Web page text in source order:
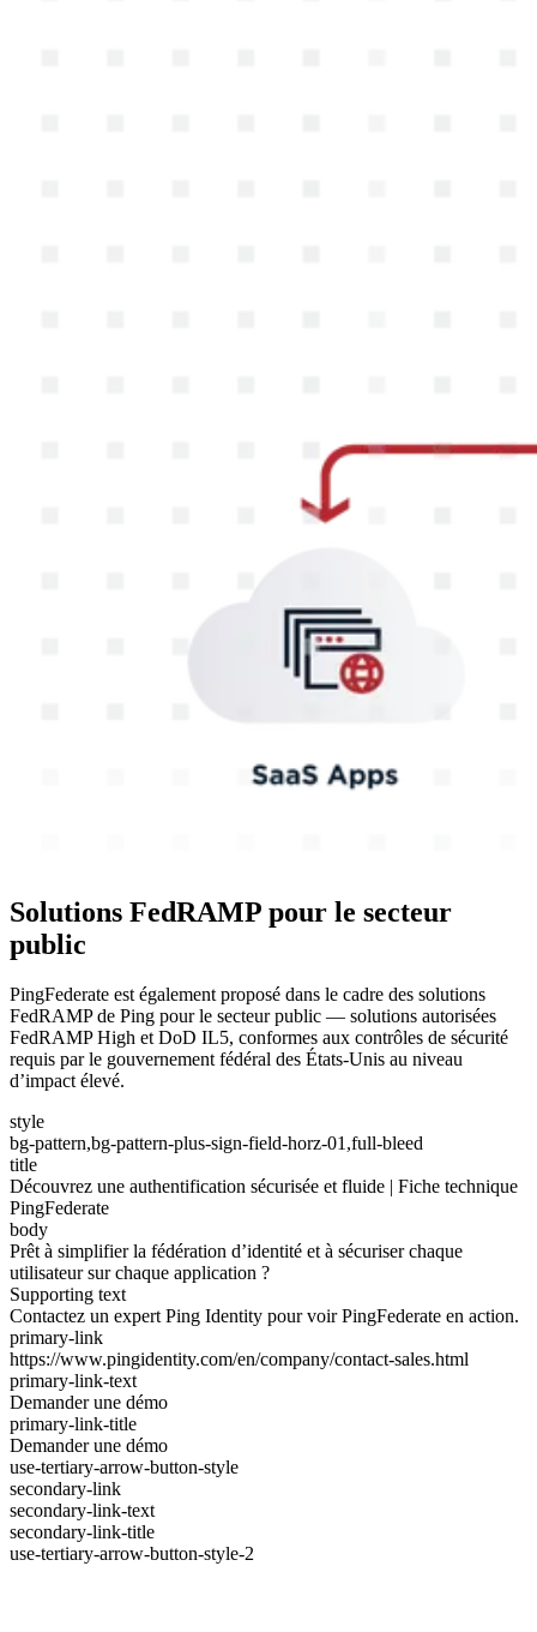
Solutions FedRAMP pour le secteur
public
PingFederate est également proposé dans le cadre des solutions
FedRAMP de Ping pour le secteur public — solutions autorisées
FedRAMP High et DoD IL5, conformes aux contrôles de sécurité
requis par le gouvernement fédéral des États-Unis au niveau
d’impact élevé.
style
bg-pattern,bg-pattern-plus-sign-field-horz-01,full-bleed
title
Découvrez une authentification sécurisée et fluide | Fiche technique
PingFederate
body
Prêt à simplifier la fédération d’identité et à sécuriser chaque
utilisateur sur chaque application ?
Supporting text
Contactez un expert Ping Identity pour voir PingFederate en action.
primary-link
https://www.pingidentity.com/en/company/contact-sales.html
primary-link-text
Demander une démo
primary-link-title
Demander une démo
use-tertiary-arrow-button-style
secondary-link
secondary-link-text
secondary-link-title
use-tertiary-arrow-button-style-2